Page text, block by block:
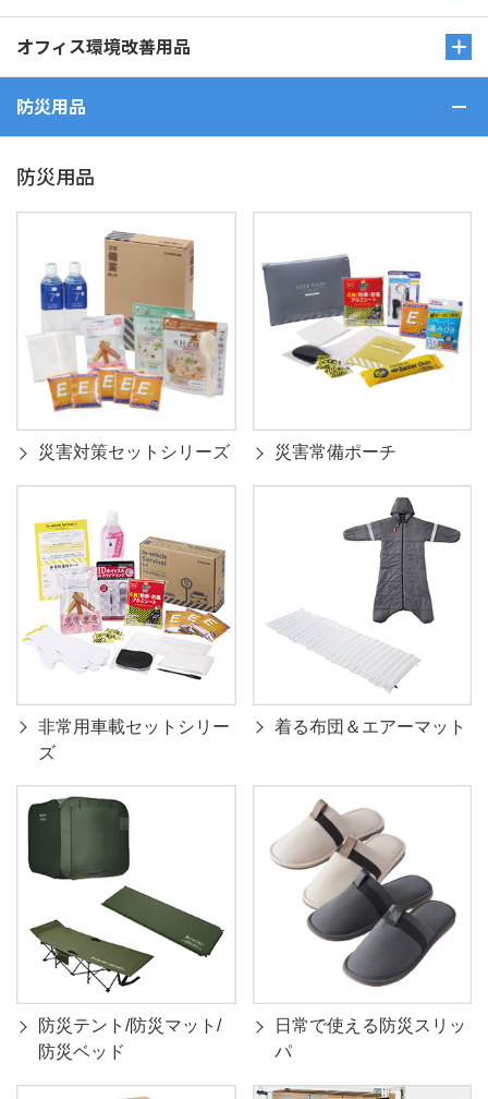
オフィス環境改善用品
防災用品
防災用品
災害対策セットシリーズ 災害常備ポーチ
非常用車載セットシリー
ズ
着る布団＆エアーマット
防災テント/防災マット/
防災ベッド
日常で使える防災スリッ
パ